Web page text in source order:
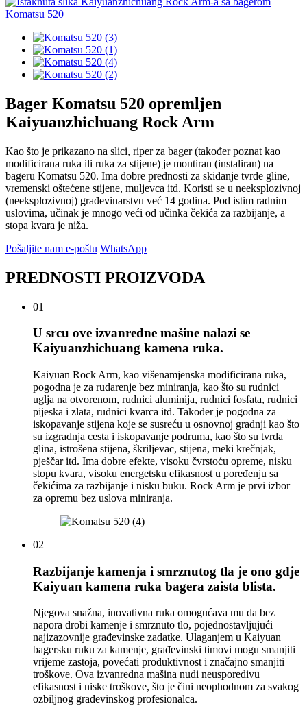
Bager Komatsu 520 opremljen
Kaiyuanzhichuang Rock Arm
Kao što je prikazano na slici, riper za bager (također poznat kao
modificirana ruka ili ruka za stijene) je montiran (instaliran) na
bageru Komatsu 520. Ima dobre prednosti za skidanje tvrde gline,
vremenski oštećene stijene, muljevca itd. Koristi se u neeksplozivnoj
(neeksplozivnoj) građevinarstvu već 14 godina. Pod istim radnim
uslovima, učinak je mnogo veći od učinka čekića za razbijanje, a
stopa kvara je niža.
Pošaljite nam e-poštu WhatsApp
PREDNOSTI PROIZVODA
01
U srcu ove izvanredne mašine nalazi se
Kaiyuanzhichuang kamena ruka.
Kaiyuan Rock Arm, kao višenamjenska modificirana ruka,
pogodna je za rudarenje bez miniranja, kao što su rudnici
uglja na otvorenom, rudnici aluminija, rudnici fosfata, rudnici
pijeska i zlata, rudnici kvarca itd. Također je pogodna za
iskopavanje stijena koje se susreću u osnovnoj gradnji kao što
su izgradnja cesta i iskopavanje podruma, kao što su tvrda
glina, istrošena stijena, škriljevac, stijena, meki krečnjak,
pješčar itd. Ima dobre efekte, visoku čvrstoću opreme, nisku
stopu kvara, visoku energetsku efikasnost u poređenju sa
čekićima za razbijanje i nisku buku. Rock Arm je prvi izbor
za opremu bez uslova miniranja.
02
Razbijanje kamenja i smrznutog tla je ono gdje
Kaiyuan kamena ruka bagera zaista blista.
Njegova snažna, inovativna ruka omogućava mu da bez
napora drobi kamenje i smrznuto tlo, pojednostavljujući
najizazovnije građevinske zadatke. Ulaganjem u Kaiyuan
bagersku ruku za kamenje, građevinski timovi mogu smanjiti
vrijeme zastoja, povećati produktivnost i značajno smanjiti
troškove. Ova izvanredna mašina nudi neusporedivu
efikasnost i niske troškove, što je čini neophodnom za svakog
ozbiljnog građevinskog profesionalca.